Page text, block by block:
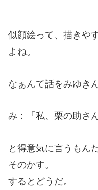
似顔絵って、描きや
よね。
なぁんて話をみゆき
み：「私、栗の助さ
と得意気に言うもん
そのかす。
するとどうだ。